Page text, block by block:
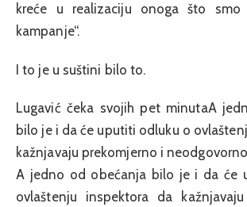
kreće u realizaciju onoga što
kampanje“.
I to je u suštini bilo to.
Lugavić čeka svojih pet minutaA
bilo je i da će uputiti odluku o
kažnjavaju prekomjerno i
A jedno od obećanja bilo je i da će
ovlaštenju inspektora da